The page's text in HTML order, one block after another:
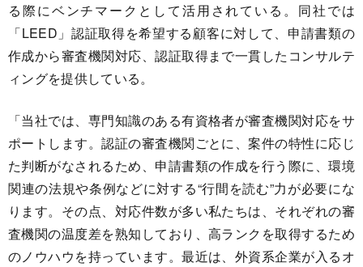
る際にベンチマークとして活用されている。同社では
「LEED」認証取得を希望する顧客に対して、申請書類の
作成から審査機関対応、認証取得まで一貫したコンサルテ
ィングを提供している。
「当社では、専門知識のある有資格者が審査機関対応をサ
ポートします。認証の審査機関ごとに、案件の特性に応じ
た判断がなされるため、申請書類の作成を行う際に、環境
関連の法規や条例などに対する“行間を読む”力が必要にな
ります。その点、対応件数が多い私たちは、それぞれの審
査機関の温度差を熟知しており、高ランクを取得するため
のノウハウを持っています。最近は、外資系企業が入るオ